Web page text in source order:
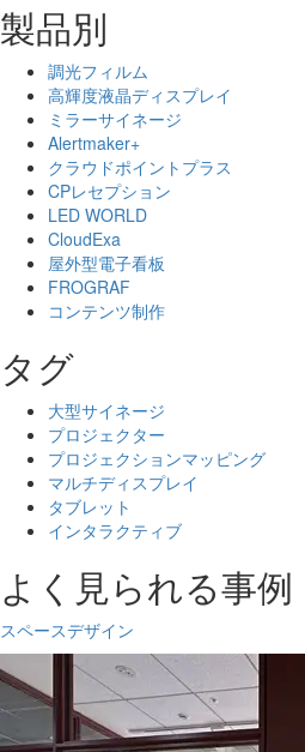
製品別
調光フィルム
高輝度液晶ディスプレイ
ミラーサイネージ
Alertmaker+
クラウドポイントプラス
CPレセプション
LED WORLD
CloudExa
屋外型電子看板
FROGRAF
コンテンツ制作
タグ
大型サイネージ
プロジェクター
プロジェクションマッピング
マルチディスプレイ
タブレット
インタラクティブ
よく見られる事例
スペースデザイン